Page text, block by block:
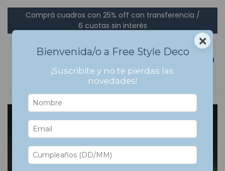
Comprá cuadros con 25% off con transferencia /
6 cuotas sin interés
×
Bienvenida/o a Free Style Deco
¡Suscribite y no te pierdas las
novedades!